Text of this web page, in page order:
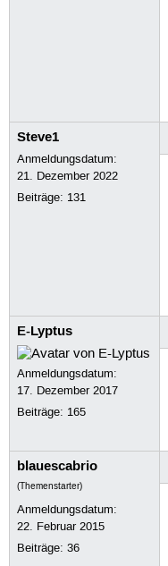
Steve1
Anmeldungsdatum:
21. Dezember 2022
Beiträge: 131
E-Lyptus
Anmeldungsdatum:
17. Dezember 2017
Beiträge: 165
blauescabrio
(Themenstarter)
Anmeldungsdatum:
22. Februar 2015
Beiträge:36